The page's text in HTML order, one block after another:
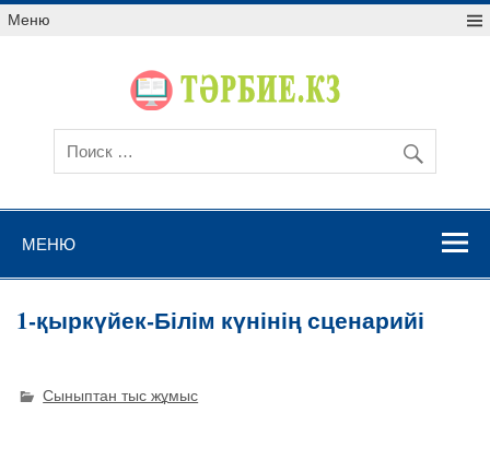
Меню
МЕНЮ
1-қыркүйек-Білім күнінің сценарийі
Сыныптан тыс жұмыс